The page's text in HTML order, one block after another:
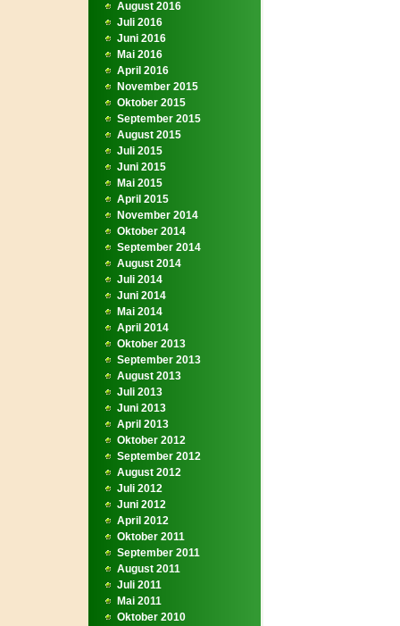
August 2016
Juli 2016
Juni 2016
Mai 2016
April 2016
November 2015
Oktober 2015
September 2015
August 2015
Juli 2015
Juni 2015
Mai 2015
April 2015
November 2014
Oktober 2014
September 2014
August 2014
Juli 2014
Juni 2014
Mai 2014
April 2014
Oktober 2013
September 2013
August 2013
Juli 2013
Juni 2013
April 2013
Oktober 2012
September 2012
August 2012
Juli 2012
Juni 2012
April 2012
Oktober 2011
September 2011
August 2011
Juli 2011
Mai 2011
Oktober 2010